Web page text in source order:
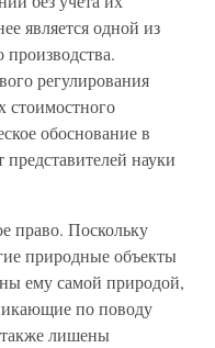
является одной из
регулирования
стоимостного
обоснование в
науки
право. Поскольку
природные объекты
ему самой природой,
по поводу
лишены